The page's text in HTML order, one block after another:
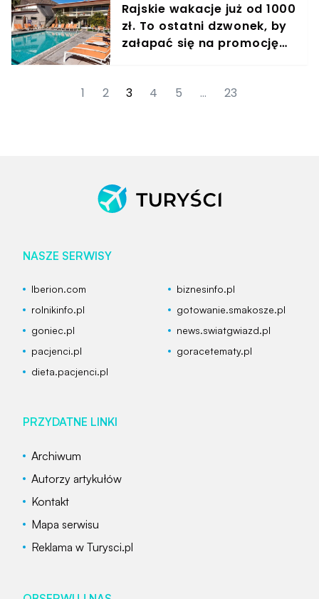
Rajskie wakacje już od 1000
zł. To ostatni dzwonek, by
załapać się na promocję
1
2 3 4 5 … 23
NASZE SERWISY
Iberion.com
biznesinfo.pl
rolnikinfo.pl
gotowanie.smakosze.pl
goniec.pl
news.swiatgwiazd.pl
pacjenci.pl
goracetematy.pl
dieta.pacjenci.pl
PRZYDATNE LINKI
Archiwum
Autorzy artykułów
Kontakt
Mapa serwisu
Reklama w Turysci.pl